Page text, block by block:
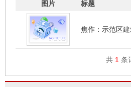
图片 标题
焦作：示范区
共 1 条